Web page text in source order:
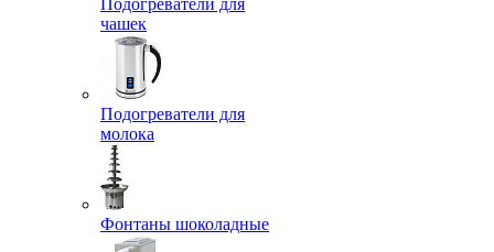
чашек
Подогреватели для
молока
Фонтаны шоколадные